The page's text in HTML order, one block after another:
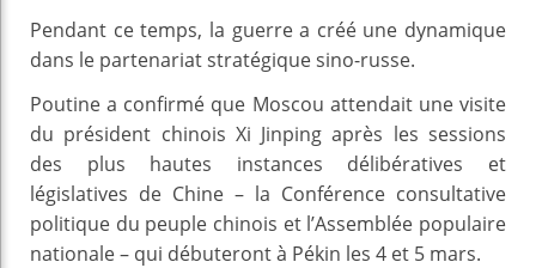
Pendant ce temps, la guerre a créé une dynamique
dans le partenariat stratégique sino-russe.
Poutine a confirmé que Moscou attendait une visite
du président chinois Xi Jinping après les sessions
des plus hautes instances délibératives et
législatives de Chine – la Conférence consultative
politique du peuple chinois et l’Assemblée populaire
nationale – qui débuteront à Pékin les 4 et 5 mars.